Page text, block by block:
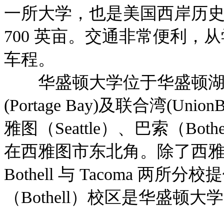
一所大学，也是美国西岸历
700 英亩。交通非常便利，
车程。
华盛顿大学位于华盛顿湖
(Portage Bay)及联合湾
雅图（Seattle）、巴索（
在西雅图市东北角。除了西
Bothell 与 Tacoma 两所分校
（Bothell）校区是华盛顿大